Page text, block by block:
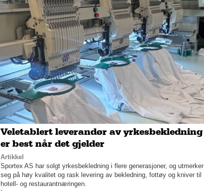
Veletablert leverandør av yrkesbekledning
er best når det gjelder
Artikkel
Sportex AS har solgt yrkesbekledning i flere generasjoner, og utmerker
seg på høy kvalitet og rask levering av bekledning, fottøy og kniver til
hotell- og restaurantnæringen.